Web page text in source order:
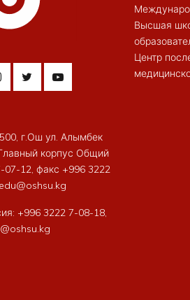
г.Ош ул. Алымбек
корпус Общий
07-12, факс +996 3222
+996 3222 7-08-18,
Высшая
Центр